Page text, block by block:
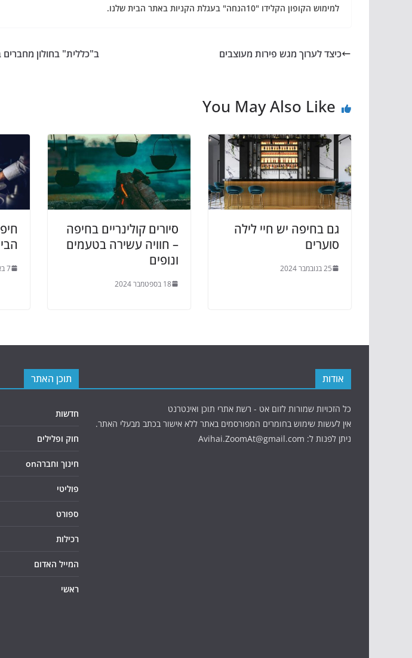
למימוש הקופון הקלידו "10הנחה" בעגלת הקניות ב
אתר הבית שלנו.
כיצד לערוך מגש פירות מעוצבים
ב"כללית" בחולון
You May Also Like
גם בחיפה יש חיי לילה
סוערים
25 בנובמבר 2024
סיורים קולינריים בחיפה
– חוויה עשירה בטעמים
ונופים
18 בספטמבר 2024
7 באוגוסט 2024
אודות
כל הזכויות שמורות לזום אט - רשת אתרי תוכן ואינטרנט
אין לעשות שימוש בחומרים המפורסמים באתר ללא אישור בכתב מבעלי האתר.
ניתן לפנות ל: Avihai.ZoomAt@gmail.com
תוכן האתר
חדשות
חוק ופלילים
חינוך וחברהon
פוליטי
ספורט
רכילות
המייל האדום
ראשי